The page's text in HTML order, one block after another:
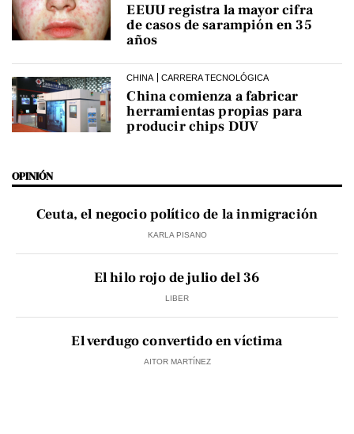
EEUU registra la mayor cifra
de casos de sarampión en 35
años
CHINA CARRERA TECNOLÓGICA
China comienza a fabricar
herramientas propias para
producir chips DUV
OPINIÓN
Ceuta, el negocio político de la inmigración
KARLA PISANO
El hilo rojo de julio del 36
LIBER
El verdugo convertido en víctima
AITOR MARTÍNEZ